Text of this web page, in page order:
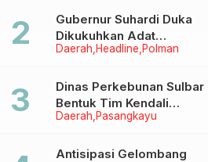
Menggapai Cita-Cita
Daerah Headline Polman
Gubernur Suhardi Duka
Dikukuhkan Adat
Balanipa, Raih Gelar Sulo
Daerah Pasangkayu
Dinas Perkebunan Sulbar
Bentuk Tim Kendali
Internal ICS untuk Dukung
di Pasangkayu
Antisipasi Gelombang